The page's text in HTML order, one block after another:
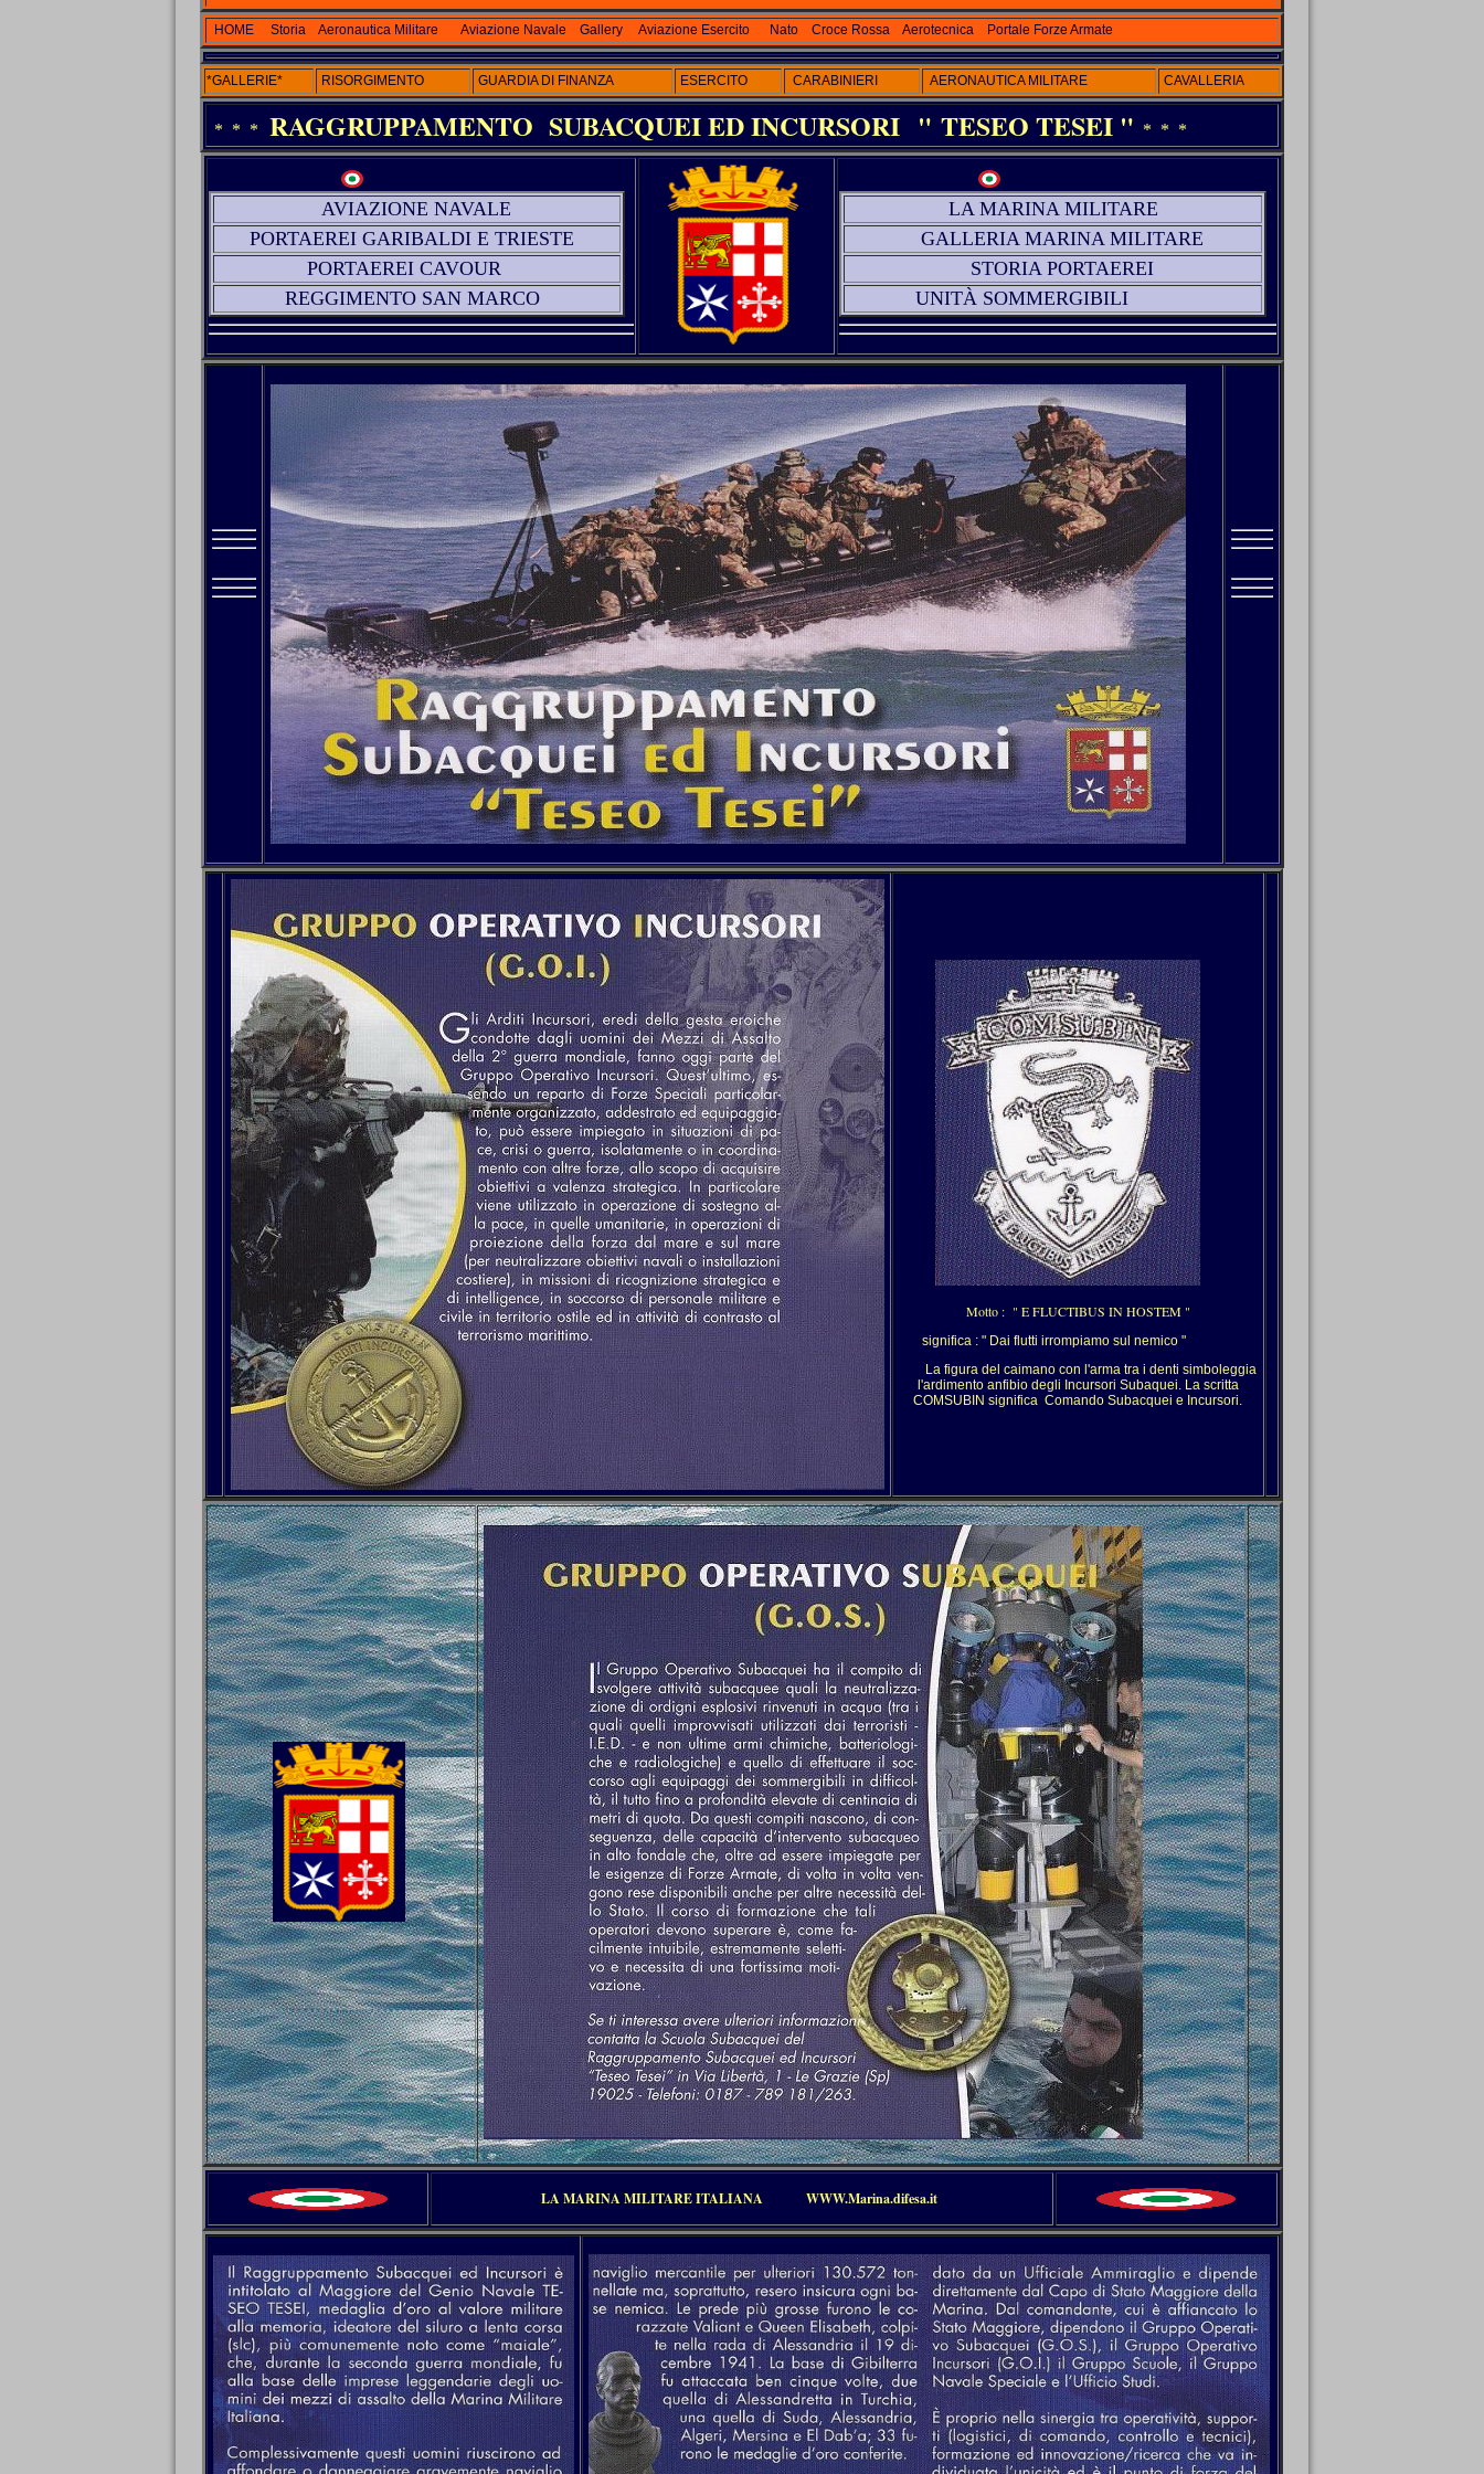
HOME Storia Aeronautica Militare Aviazione Navale Gallery Aviazione Esercito Nato Croce Rossa Aerotecnica Portale Forze Armate
*GALLERIE* RISORGIMENTO GUARDIA DI FINANZA ESERCITO CARABINIERI AERONAUTICA MILITARE CAVALLERIA
* * * RAGGRUPPAMENTO SUBACQUEI ED INCURSORI " TESEO TESEI " * * *
AVIAZIONE NAVALE
PORTAEREI GARIBALDI E TRIESTE
PORTAEREI CAVOUR
REGGIMENTO SAN MARCO
LA MARINA MILITARE
GALLERIA MARINA MILITARE
STORIA PORTAEREI
UNITÀ SOMMERGIBILI
Motto : " E FLUCTIBUS IN HOSTEM "
significa : " Dai flutti irrompiamo sul nemico "
La figura del caimano con l'arma tra i denti simboleggia
l'ardimento anfibio degli Incursori Subaquei. La scritta
COMSUBIN significa Comando Subacquei e Incursori.
LA MARINA MILITARE ITALIANA WWW.Marina.difesa.it